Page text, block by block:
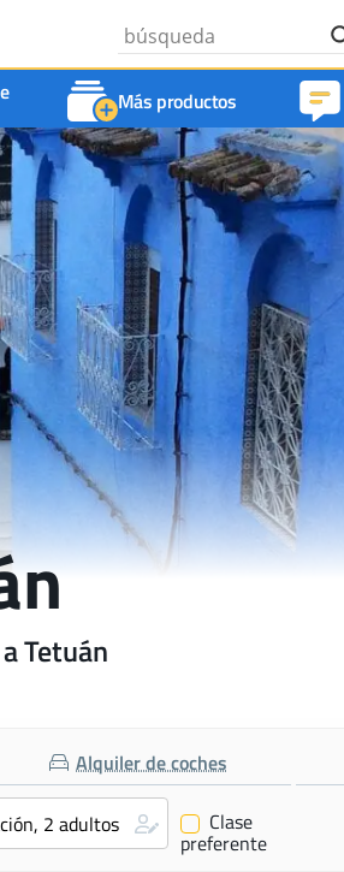
Más productos
Tetuán
Alquiler de coches
✔ Clase
preferente